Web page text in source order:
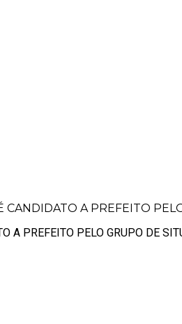
CANDIDATO A PREFEITO
A PREFEITO PELO GRUPO DE